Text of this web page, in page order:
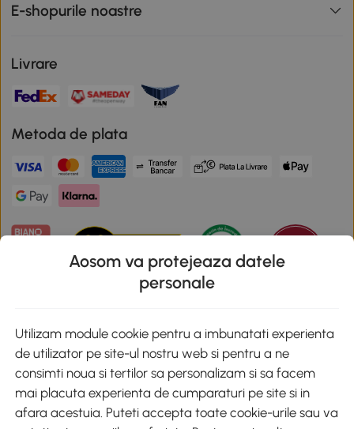
E-shopurile noastre
Livrare
Metoda de plata
Descarca aplicatia Aosom
Google Play
Aosom va protejeaza datele
personale
Utilizam module cookie pentru a imbunatati experienta
de utilizator pe site-ul nostru web si pentru a ne
consimti noua si tertilor sa personalizam si sa facem
mai placuta experienta de cumparaturi pe site si in
afara acestuia. Puteti accepta toate cookie-urile sau va